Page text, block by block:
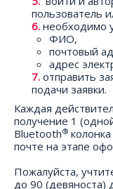
пользователь
необходимо
ФИО,
почтовый
адрес
отправить
подачи заявки.
Каждая
получение 1
Bluetooth®
почте на этапе
Пожалуйста,
до 90 (девяноста)